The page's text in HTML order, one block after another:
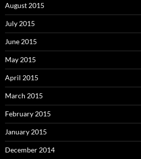
August 2015
July 2015
June 2015
May 2015
April 2015
March 2015
February 2015
January 2015
December 2014